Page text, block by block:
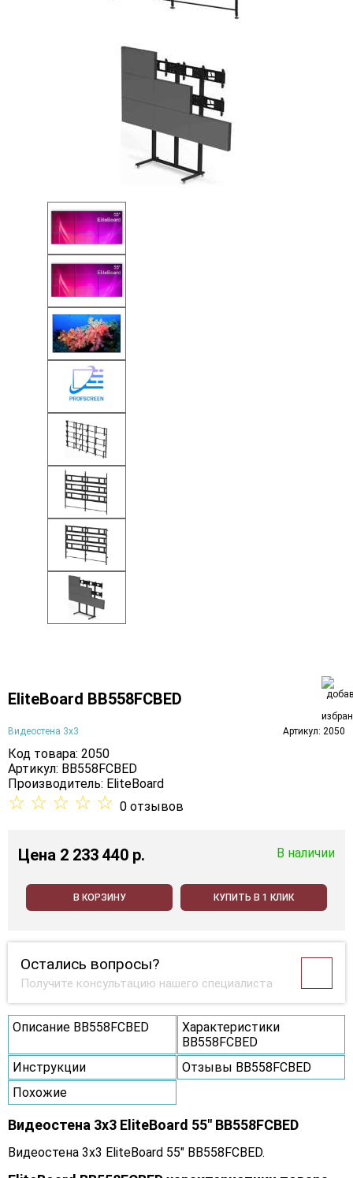
EliteBoard BB558FCBED
Видеостена 3х3 Артикул: 2050
Код товара: 2050
Артикул: BB558FCBED
Производитель: EliteBoard
☆ ☆ ☆ ☆ ☆ 0 отзывов
Цена 2 233 440 p. В наличии
В КОРЗИНУ КУПИТЬ В 1 КЛИК
Остались вопросы?
Получите консультацию нашего специалиста
Описание BB558FCBED
Характеристики
BB558FCBED
Инструкции
Отзывы BB558FCBED
Похожие
Видеостена 3x3 EliteBoard 55" BB558FCBED
Видеостена 3x3 EliteBoard 55" BB558FCBED.